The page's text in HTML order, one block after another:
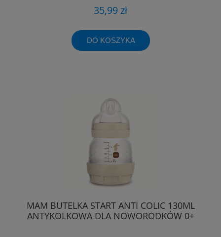
35,99 zł
DO KOSZYKA
MAM BUTELKA START ANTI COLIC 130ML
ANTYKOLKOWA DLA NOWORODKÓW 0+